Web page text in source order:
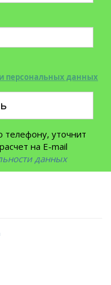
персональных данных
уточнит
на E-mail
данных